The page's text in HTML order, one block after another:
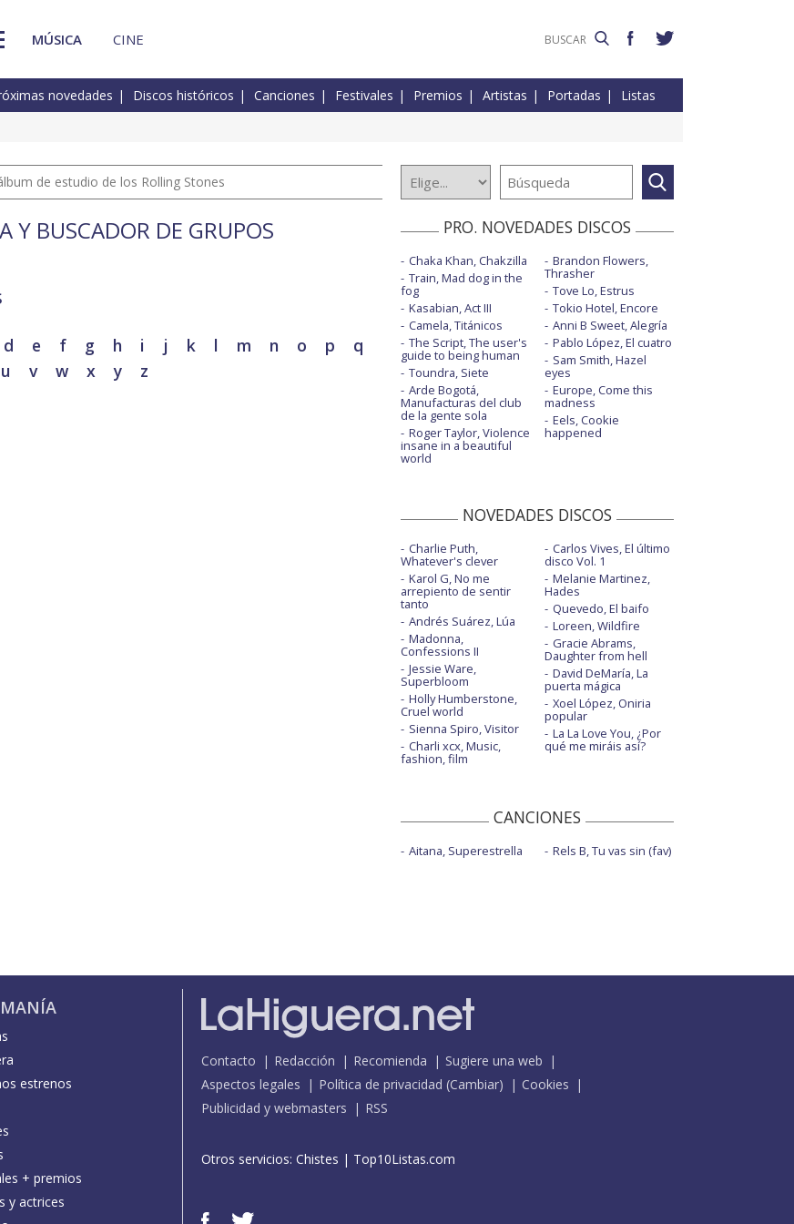
MÚSICA CINE
novedades Discos históricos Canciones Festivales Premios Artistas Portadas Listas
de estudio de los Rolling Stones
Y BUSCADOR DE GRUPOS
d e f g h i j k l m n o p
q
u v w x y z
PRO. NOVEDADES DISCOS
Chaka Khan, Chakzilla
Train, Mad dog in the
fog
Kasabian, Act III
Camela, Titánicos
The Script, The user's
guide to being human
Toundra, Siete
Arde Bogotá,
Manufacturas del club
de la gente sola
Roger Taylor, Violence
insane in a beautiful
world
Brandon Flowers,
Thrasher
Tove Lo, Estrus
Tokio Hotel, Encore
Anni B Sweet, Alegría
Pablo López, El cuatro
Sam Smith, Hazel
eyes
Europe, Come this
madness
Eels, Cookie
happened
NOVEDADES DISCOS
Charlie Puth,
Whatever's clever
Karol G, No me
arrepiento de sentir
tanto
Andrés Suárez, Lúa
Madonna,
Confessions II
Jessie Ware,
Superbloom
Holly Humberstone,
Cruel world
Sienna Spiro, Visitor
Charli xcx, Music,
fashion, film
Carlos Vives, El último
disco Vol. 1
Melanie Martinez,
Hades
Quevedo, El baifo
Loreen, Wildfire
Gracie Abrams,
Daughter from hell
David DeMaría, La
puerta mágica
Xoel López, Oniria
popular
La La Love You, ¿Por
qué me miráis así?
CANCIONES
Aitana, Superestrella Rels B, Tu vas sin (fav)
estrenos
+ premios
y actrices
Contacto Redacción Recomienda
Sugiere una web
Aspectos legales
Política de privacidad (Cambiar)
Cookies
Publicidad y webmasters
RSS
Otros servicios: Chistes | Top10Listas.com